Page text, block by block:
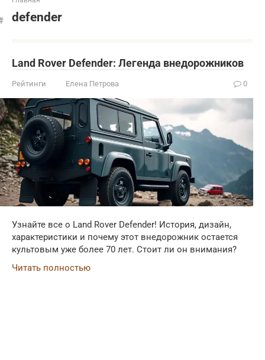
defender
Land Rover Defender: Легенда внедорожников
Рейтинги Елена Петрова 0
Узнайте все о Land Rover Defender! История, дизайн,
характеристики и почему этот внедорожник остается
культовым уже более 70 лет. Стоит ли он внимания?
Читать полностью